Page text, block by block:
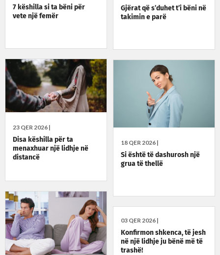
7 këshilla si ta bëni për
vete një femër
Gjërat që s’duhet t’i bëni në
takimin e parë
23 QER 2026 |
Disa këshilla për ta
menaxhuar një lidhje në
distancë
18 QER 2026 |
Si është të dashurosh një
grua të thellë
03 QER 2026 |
Konfirmon shkenca, të jesh
në një lidhje ju bënë më të
trashë!